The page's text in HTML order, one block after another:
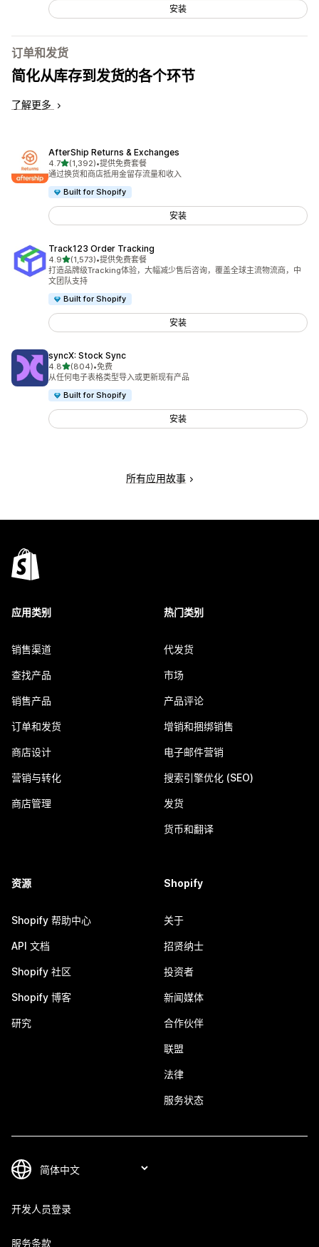
安装
订单和发货
简化从库存到发货的各个环节
了解更多
AfterShip Returns & Exchanges
4.7星（满分 5 星）
(1,392)
总共 1392 条评论
•提供免费套餐
通过换货和商店抵用金留存流量和收入
Built for Shopify
安装
Track123 Order Tracking
4.9星（满分 5 星）
(1,573)
总共 1573 条评论
•提供免费套餐
打造品牌级Tracking体验，大幅减少售后咨询，覆盖全球主流物流商，中
文团队支持
Built for Shopify
安装
syncX: Stock Sync
4.8星（满分 5 星）
(804)
总共 804 条评论
•免费
从任何电子表格类型导入或更新现有产品
Built for Shopify
安装
所有应用故事
应用类别
销售渠道
查找产品
销售产品
订单和发货
商店设计
营销与转化
商店管理
热门类别
代发货
市场
产品评论
增销和捆绑销售
电子邮件营销
搜索引擎优化 (SEO)
发货
货币和翻译
资源
Shopify 帮助中心
API 文档
Shopify 社区
Shopify 博客
研究
Shopify
关于
招贤纳士
投资者
新闻媒体
合作伙伴
联盟
法律
服务状态
开发人员登录
服务条款